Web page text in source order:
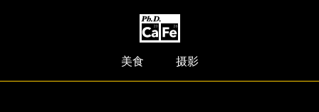
美食 摄影